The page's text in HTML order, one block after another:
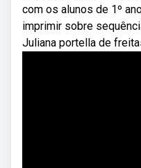
com os alunos de 1º
imprimir sobre
Juliana portella de